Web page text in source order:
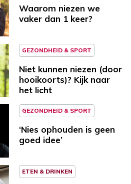
Waarom niezen we
vaker dan 1 keer?
GEZONDHEID & SPORT
Niet kunnen niezen (door
hooikoorts)? Kijk naar
het licht
GEZONDHEID & SPORT
‘Nies ophouden is geen
goed idee’
ETEN & DRINKEN